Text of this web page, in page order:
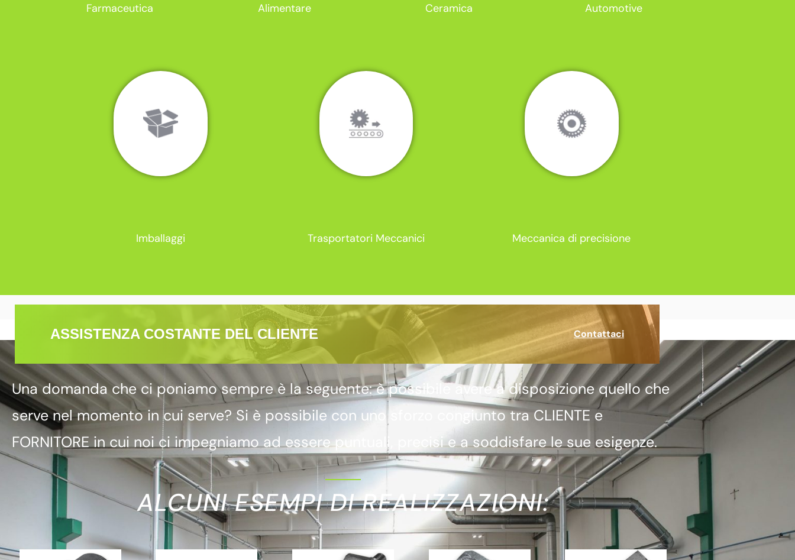
Farmaceutica Alimentare Ceramica Automotive
Imballaggi Trasportatori Meccanici Meccanica di precisione
ASSISTENZA COSTANTE DEL CLIENTE Contattaci
Una domanda che ci poniamo sempre è la seguente: è possibile avere a disposizione quello che
serve nel momento in cui serve? Si è possibile con uno sforzo congiunto tra CLIENTE e
FORNITORE in cui noi ci impegniamo ad essere puntuali, precisi e a soddisfare le sue esigenze.
ALCUNI ESEMPI DI REALIZZAZIONI: